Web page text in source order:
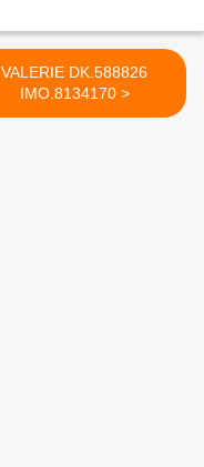
VALERIE DK.588826
IMO.8134170 >